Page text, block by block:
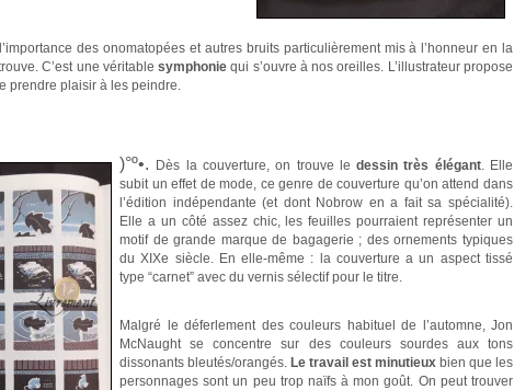
des onomatopées et autres bruits particulièrement mis à l’honneur en la
C’est une véritablesymphonie qui s’ouvre à nos oreilles. L’illustrateur propose
prendre plaisir à les peindre.
)°º•. Dès la couverture, on trouve ledessin très élégant. Elle
subit un effet de mode, ce genre de couverture qu’on attend dans
l’édition indépendante (et dont Nobrow en a fait sa spécialité).
Elle a un côté assez chic, les feuilles pourraient représenter un
motif de grande marque de bagagerie ; des ornements typiques
du XIXe siècle. En elle-même : la couverture a un aspect tissé
type “carnet” avec du vernis sélectif pour le titre.
Malgré le déferlement des couleurs habituel de l’automne, Jon
McNaught se concentre sur des couleurs sourdes aux tons
dissonants bleutés/orangés. Le travail est minutieux bien que les
personnages sont un peu trop naïfs à mon goût. On peut trouver